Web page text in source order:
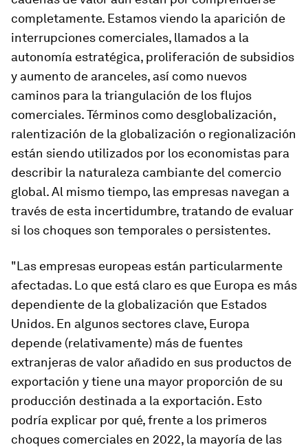
completamente. Estamos viendo la aparición de
interrupciones comerciales, llamados a la
autonomía estratégica, proliferación de subsidios
y aumento de aranceles, así como nuevos
caminos para la triangulación de los flujos
comerciales. Términos como desglobalización,
ralentización de la globalización o regionalización
están siendo utilizados por los economistas para
describir la naturaleza cambiante del comercio
global. Al mismo tiempo, las empresas navegan a
través de esta incertidumbre, tratando de evaluar
si los choques son temporales o persistentes.
"Las empresas europeas están particularmente
afectadas. Lo que está claro es que Europa es más
dependiente de la globalización que Estados
Unidos. En algunos sectores clave, Europa
depende (relativamente) más de fuentes
extranjeras de valor añadido en sus productos de
exportación y tiene una mayor proporción de su
producción destinada a la exportación. Esto
podría explicar por qué, frente a los primeros
choques comerciales en 2022, la mayoría de las